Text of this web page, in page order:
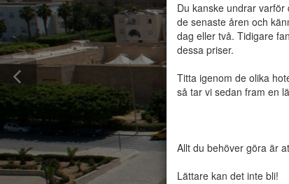
Du kanske undrar
de senaste åren och
dag eller två. Tidigare
dessa priser.
Titta igenom de olika
så tar vi sedan fram en
Allt du behöver göra är
Lättare kan det inte bli!